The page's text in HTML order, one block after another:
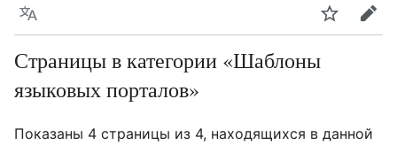
Язык
Страницы в категории «Шаблоны
языковых порталов»
Показаны 4 страницы из 4, находящихся в данной